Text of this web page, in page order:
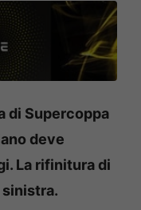
di Supercoppa
deve
La rifinitura di